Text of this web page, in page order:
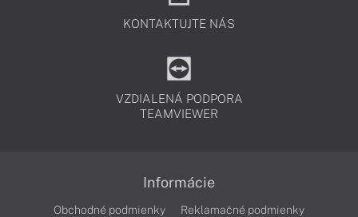
KONTAKTUJTE NÁS
VZDIALENÁ PODPORA
TEAMVIEWER
Informácie
Obchodné podmienky
Reklamačné podmienky